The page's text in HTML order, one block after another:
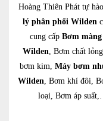
Hoàng Thiên Phát tự
lý phân phối Wilden
cung cấp Bơm
Wilden, Bơm chất
bơm kim, Máy bơm
Wilden, Bơm khí đôi,
loại, Bơm áp